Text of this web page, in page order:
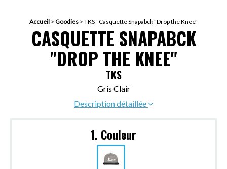
Accueil > Goodies > TKS - Casquette Snapabck "Drop the Knee"
CASQUETTE SNAPABCK
"DROP THE KNEE"
TKS
Gris Clair
Description détaillée
1. Couleur